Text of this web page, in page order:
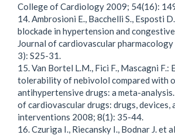
College of Cardiology 2009; 54(16):
14. Ambrosioni E., Bacchelli S., Esposti
blockade in hypertension and
Journal of cardiovascular
3): S25-31.
15. Van Bortel L.M., Fici F., Mascagni F.:
tolerability of nebivolol compared with
antihypertensive drugs: a meta-
of cardiovascular drugs: drugs, devices,
interventions 2008; 8(1): 35-44.
16. Czuriga I., Riecansky I., Bodnar J. et